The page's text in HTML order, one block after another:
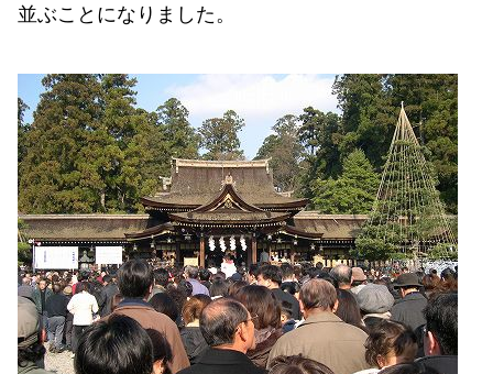
並ぶことになりました。